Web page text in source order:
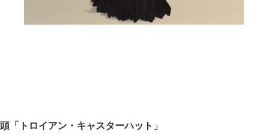
頭「トロイアン・キャスターハット」